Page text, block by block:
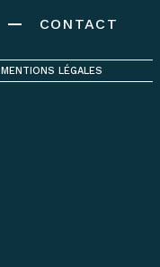
CONTACT
MENTIONS LÉGALES